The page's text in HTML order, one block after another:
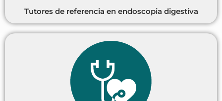
Tutores de referencia en endoscopia digestiva